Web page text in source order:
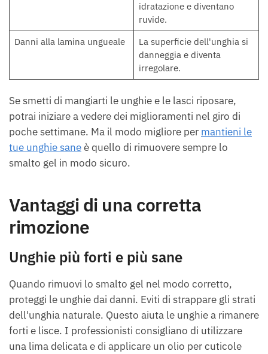
idratazione e diventano
ruvide.
Danni alla lamina ungueale
La superficie dell'unghia si
danneggia e diventa
irregolare.
Se smetti di mangiarti le unghie e le lasci riposare,
potrai iniziare a vedere dei miglioramenti nel giro di
poche settimane. Ma il modo migliore per mantieni le
tue unghie saneè quello di rimuovere sempre lo
smalto gel in modo sicuro.
Vantaggi di una corretta
rimozione
Unghie più forti e più sane
Quando rimuovi lo smalto gel nel modo corretto,
proteggi le unghie dai danni. Eviti di strappare gli strati
dell'unghia naturale. Questo aiuta le unghie a rimanere
forti e lisce. I professionisti consigliano di utilizzare
una lima delicata e di applicare un olio per cuticole